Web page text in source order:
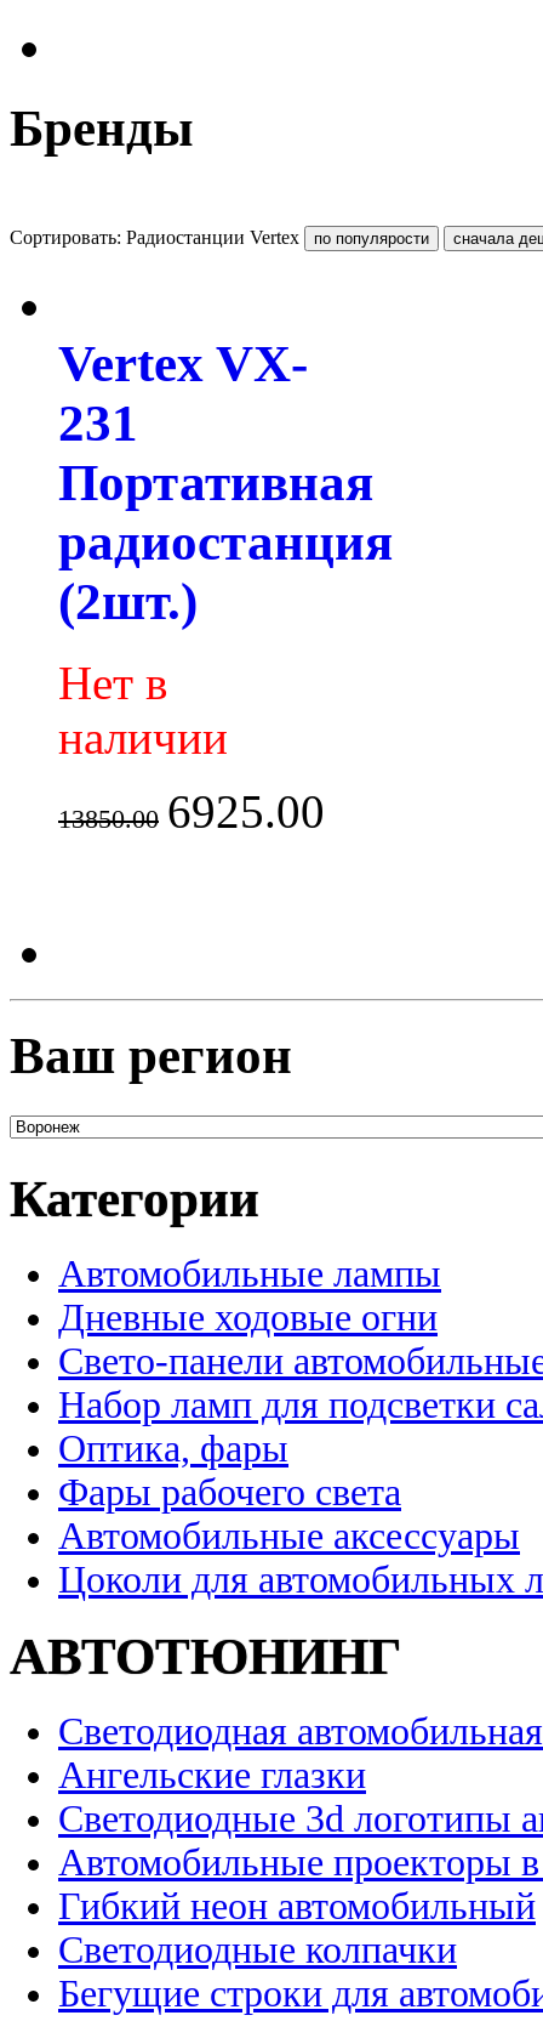
Бренды
Сортировать: Радиостанции Vertex
Vertex VX-
231
Портативная
радиостанция
(2шт.)
Нет в
наличии
13850.00 6925.00
Ваш регион
Категории
Автомобильные лампы
Дневные ходовые огни
Свето-панели
Набор ламп для подсветки
Оптика, фары
Фары рабочего света
Автомобильные аксессуары
Цоколи для автомобильных
АВТОТЮНИНГ
Светодиодная
Ангельские глазки
Светодиодные 3d логотипы
Автомобильные проекторы
Гибкий неон автомобильный
Светодиодные колпачки
Бегущие строки для